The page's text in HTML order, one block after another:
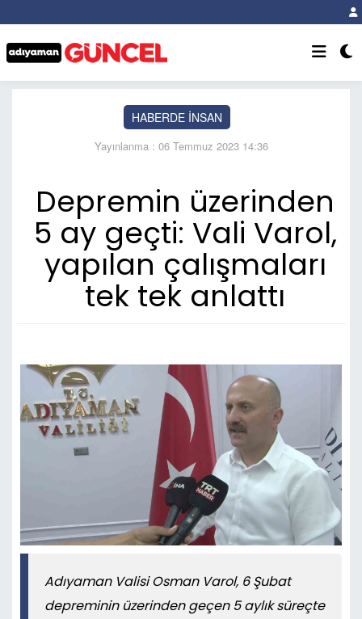
HABERDE İNSAN
Yayınlanma : 06 Temmuz 2023 14:36
Depremin üzerinden
5 ay geçti: Vali Varol,
yapılan çalışmaları
tek tek anlattı
Adıyaman Valisi Osman Varol, 6 Şubat
depreminin üzerinden geçen 5 aylık süreçte